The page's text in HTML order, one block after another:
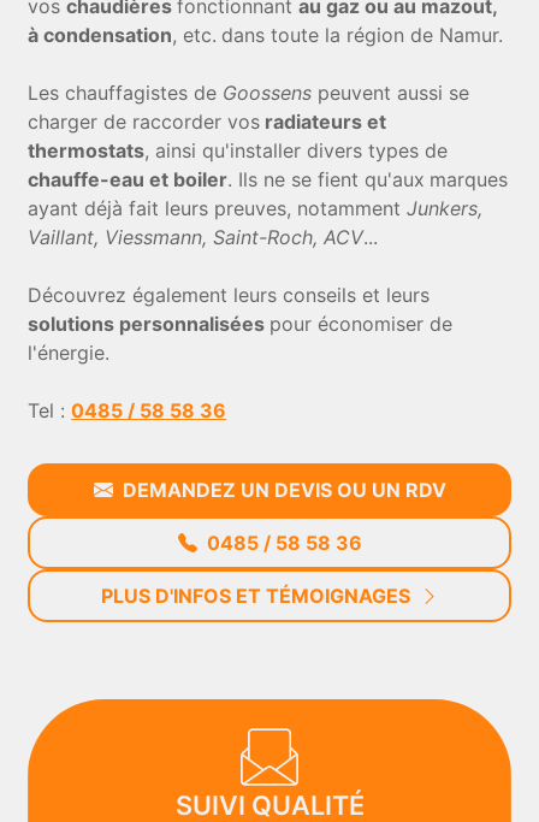
voschaudièresfonctionnantau gaz ou au mazout,
à condensation, etc. dans toute la région de Namur.
Les chauffagistes de Goossens peuvent aussi se
charger de raccorder vos radiateurs et
thermostats, ainsi qu'installer divers types de
chauffe-eau et boiler. Ils ne se fient qu'aux marques
ayant déjà fait leurs preuves, notammentJunkers,
Vaillant, Viessmann, Saint-Roch, ACV...
Découvrez également leurs conseils et leurs
solutions personnalisées pour économiser de
l'énergie.
Tel :0485 / 58 58 36
DEMANDEZ UN DEVIS OU UN RDV
0485 / 58 58 36
PLUS D'INFOS ET TÉMOIGNAGES
SUIVI QUALITÉ